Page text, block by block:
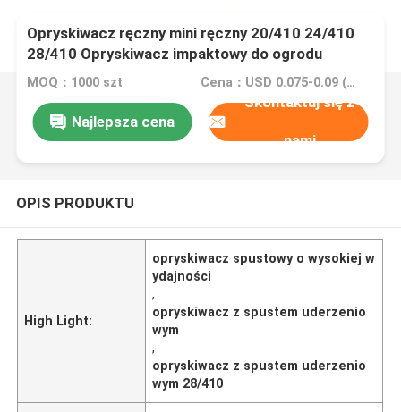
Opryskiwacz ręczny mini ręczny 20/410 24/410
28/410 Opryskiwacz impaktowy do ogrodu
MOQ：1000 szt Cena：USD 0.075-0.09 (Negotionable)
Najlepsza cena
Skontaktuj się z
nami
OPIS PRODUKTU
High Light:
opryskiwacz spustowy o wysokiej w
ydajności
,
opryskiwacz z spustem uderzenio
wym
,
opryskiwacz z spustem uderzenio
wym 28/410